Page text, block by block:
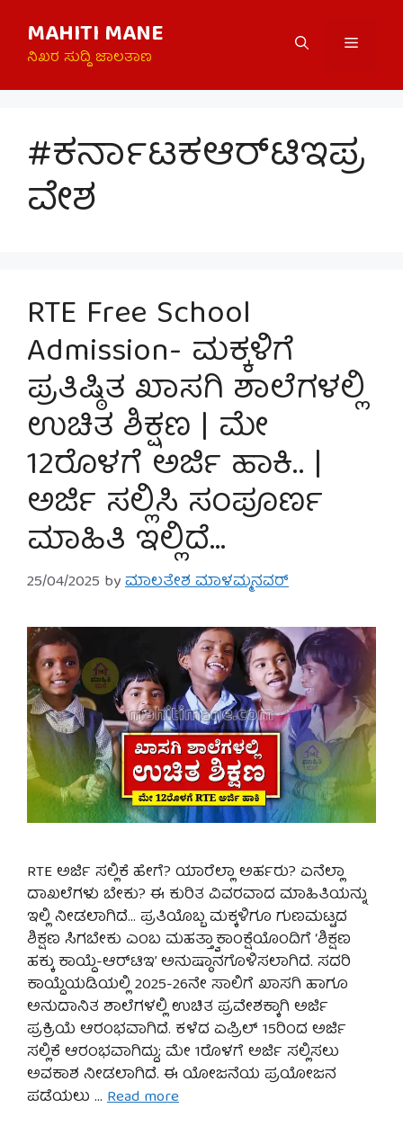
content
MAHITI MANE
ನಿಖರ ಸುದ್ದಿ ಜಾಲತಾಣ
Menu
#ಕರ್ನಾಟಕಆರ್‌ಟಿಇಪ್ರ
ವೇಶ
RTE Free School
Admission- ಮಕ್ಕಳಿಗೆ
ಪ್ರತಿಷ್ಠಿತ ಖಾಸಗಿ ಶಾಲೆಗಳಲ್ಲಿ
ಉಚಿತ ಶಿಕ್ಷಣ | ಮೇ
12ರೊಳಗೆ ಅರ್ಜಿ ಹಾಕಿ.. |
ಅರ್ಜಿ ಸಲ್ಲಿಸಿ ಸಂಪೂರ್ಣ
ಮಾಹಿತಿ ಇಲ್ಲಿದೆ…
25/04/2025 byಮಾಲತೇಶ ಮಾಳಮ್ಮನವರ್
RTE ಅರ್ಜಿ ಸಲ್ಲಿಕೆ ಹೇಗೆ? ಯಾರೆಲ್ಲಾ ಅರ್ಹರು? ಏನೆಲ್ಲಾ
ದಾಖಲೆಗಳು ಬೇಕು? ಈ ಕುರಿತ ವಿವರವಾದ ಮಾಹಿತಿಯನ್ನು
ಇಲ್ಲಿ ನೀಡಲಾಗಿದೆ… ಪ್ರತಿಯೊಬ್ಬ ಮಕ್ಕಳಿಗೂ ಗುಣಮಟ್ಟದ
ಶಿಕ್ಷಣ ಸಿಗಬೇಕು ಎಂಬ ಮಹತ್ತ್ವಾಕಾಂಕ್ಷೆಯೊಂದಿಗೆ ‘ಶಿಕ್ಷಣ
ಹಕ್ಕು ಕಾಯ್ದೆ-ಆರ್‌ಟಿಇ’ ಅನುಷ್ಠಾನಗೊಳಿಸಲಾಗಿದೆ. ಸದರಿ
ಕಾಯ್ದೆಯಡಿಯಲ್ಲಿ 2025-26ನೇ ಸಾಲಿಗೆ ಖಾಸಗಿ ಹಾಗೂ
ಅನುದಾನಿತ ಶಾಲೆಗಳಲ್ಲಿ ಉಚಿತ ಪ್ರವೇಶಕ್ಕಾಗಿ ಅರ್ಜಿ
ಪ್ರಕ್ರಿಯೆ ಆರಂಭವಾಗಿದೆ. ಕಳೆದ ಏಪ್ರಿಲ್ 15ರಿಂದ ಅರ್ಜಿ
ಸಲ್ಲಿಕೆ ಆರಂಭವಾಗಿದ್ದು; ಮೇ 1ರೊಳಗೆ ಅರ್ಜಿ ಸಲ್ಲಿಸಲು
ಅವಕಾಶ ನೀಡಲಾಗಿದೆ. ಈ ಯೋಜನೆಯ ಪ್ರಯೋಜನ
ಪಡೆಯಲು … Read more